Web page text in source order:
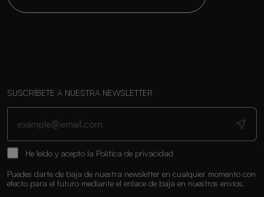
SUSCRÍBETE A NUESTRA NEWSLETTER
He leído y acepto la Política de privacidad
Puedes darte de baja de nuestra newsletter en cualquier momento con
efecto para el futuro mediante el enlace de baja en nuestros envíos.